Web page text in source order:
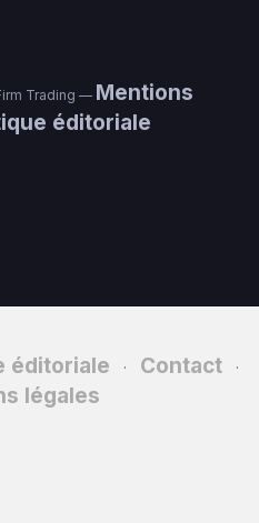
Trading — Mentions
éditoriale
éditoriale · Contact ·
légales